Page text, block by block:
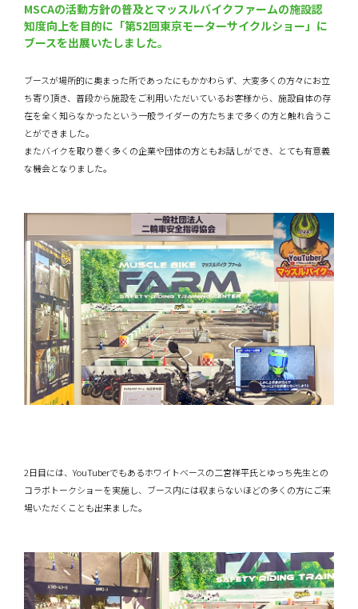
MSCAの活動方針の普及とマッスルバイクファームの施設認
知度向上を目的に「第52回東京モーターサイクルショー」に
ブースを出展いたしました。
ブースが場所的に奥まった所であったにもかかわらず、大変多くの方々にお立
ち寄り頂き、普段から施設をご利用いただいているお客様から、施設自体の存
在を全く知らなかったという一般ライダーの方たちまで多くの方と触れ合うこ
とができました。
またバイクを取り巻く多くの企業や団体の方ともお話しができ、とても有意義
な機会となりました。
2日目には、YouTuberでもあるホワイトベースの二宮祥平氏とゆっち先生との
コラボトークショーを実施し、ブース内には収まらないほどの多くの方にご来
場いただくことも出来ました。